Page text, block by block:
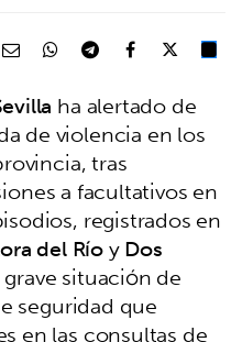
ha alertado de
de violencia en los
tras
a facultativos en
registrados en
del RíoyDos
situación de
seguridad que
en las consultas de